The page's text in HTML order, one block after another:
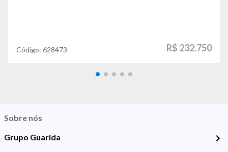
Código: 628473 R$ 232.750
Sobre nós
Grupo Guarida